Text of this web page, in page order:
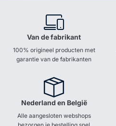
Van de fabrikant
100% origineel producten met
garantie van de fabrikanten
Nederland en België
Alle aangesloten webshops